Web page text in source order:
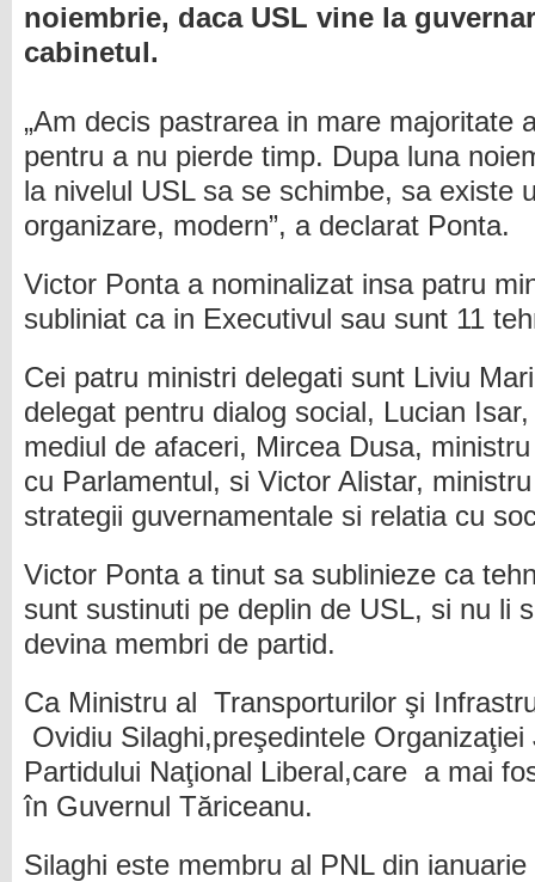
noiembrie, daca USL vine la
cabinetul.
„Am decis pastrarea in mare majoritate
pentru a nu pierde timp. Dupa luna
la nivelul USL sa se schimbe, sa existe
organizare, modern”, a declarat Ponta.
Victor Ponta a nominalizat insa patru
subliniat ca in Executivul sau sunt 11
Cei patru ministri delegati sunt Liviu
delegat pentru dialog social, Lucian
mediul de afaceri, Mircea Dusa,
cu Parlamentul, si Victor Alistar,
strategii guvernamentale si relatia cu
Victor Ponta a tinut sa sublinieze ca
sunt sustinuti pe deplin de USL, si nu li
devina membri de partid.
Ca Ministru al Transporturilor şi
Ovidiu Silaghi,preşedintele
Partidului Naţional Liberal,care a mai
în Guvernul Tăriceanu.
Silaghi este membru al PNL din